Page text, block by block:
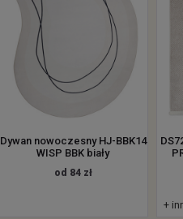
Dywan nowoczesny HJ-BBK14
WISP BBK biały
od 84 zł
+